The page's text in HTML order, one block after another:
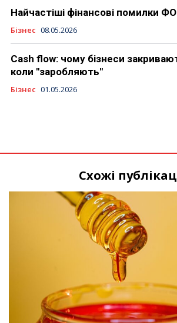
Найчастіші фінансові помилки
Бізнес 08.05.2026
Cash flow: чому бізнеси
коли "заробляють"
Бізнес 01.05.2026
Схожі